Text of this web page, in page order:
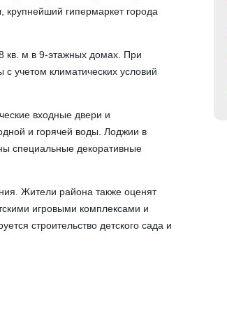
гипермаркет города
кв. м в 9-этажных домах. При
учетом климатических условий
входные двери и
и горячей воды. Лоджии в
специальные декоративные
Жители района также оценят
игровыми комплексами и
строительство детского сада и